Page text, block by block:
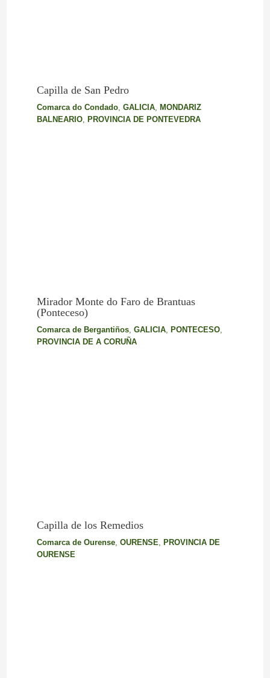
Capilla de San Pedro
Comarca do Condado, GALICIA, MONDARIZ
BALNEARIO, PROVINCIA DE PONTEVEDRA
Mirador Monte do Faro de Brantuas
(Ponteceso)
Comarca de Bergantiños, GALICIA, PONTECESO,
PROVINCIA DE A CORUÑA
Capilla de los Remedios
Comarca de Ourense, OURENSE, PROVINCIA DE
OURENSE